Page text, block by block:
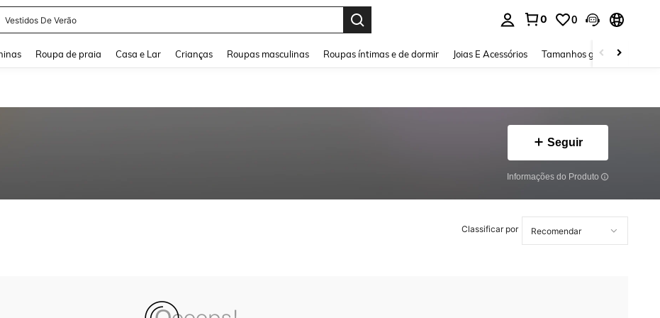
Vestidos De Verão
0 0
Roupa de praia Casa e Lar Crianças Roupas masculinas Roupas íntimas e de dormir Joias E Acessórios Tamanhos grandes
Seguir
Informações do Produto
Classificar por